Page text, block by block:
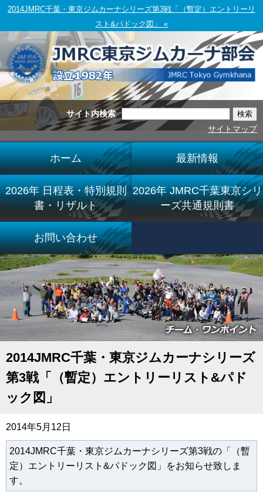
2014JMRC千葉・東京ジムカーナシリーズ第3戦「（暫定）エントリーリ
スト&パドック図」 «
サイト内検索
サイトマップ
ホーム 最新情報
2026年 日程表・特別規則
書・リザルト
2026年 JMRC千葉東京シリ
ーズ共通規則書
お問い合わせ
2014JMRC千葉・東京ジムカーナシリーズ
第3戦「（暫定）エントリーリスト&パド
ック図」
2014年5月12日
2014JMRC千葉・東京ジムカーナシリーズ第3戦の「（暫
定）エントリーリスト&パドック図」をお知らせ致しま
す。